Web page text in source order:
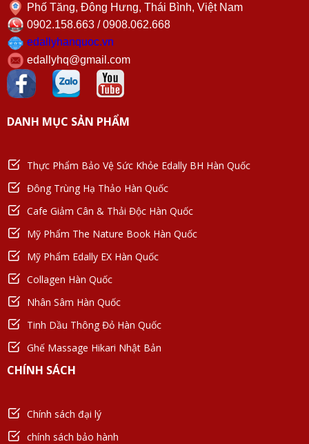
Phố Tăng, Đông Hưng, Thái Bình, Việt Nam
0902.158.663 / 0908.062.668
edallyhanquoc.vn
edallyhq@gmail.com
DANH MỤC SẢN PHẨM
Thực Phẩm Bảo Vệ Sức Khỏe Edally BH Hàn Quốc
Đông Trùng Hạ Thảo Hàn Quốc
Cafe Giảm Cân & Thải Độc Hàn Quốc
Mỹ Phẩm The Nature Book Hàn Quốc
Mỹ Phẩm Edally EX Hàn Quốc
Collagen Hàn Quốc
Nhân Sâm Hàn Quốc
Tinh Dầu Thông Đỏ Hàn Quốc
Ghế Massage Hikari Nhật Bản
CHÍNH SÁCH
Chính sách đại lý
chính sách bảo hành